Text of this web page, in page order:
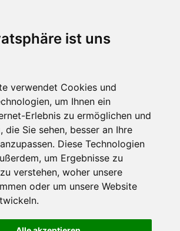
ist uns
verwendet Cookies und
um Ihnen ein
Erlebnis zu ermöglichen und
die Sie sehen, besser an Ihre
Diese Technologien
um Ergebnisse zu
verstehen, woher unsere
oder um unsere Website